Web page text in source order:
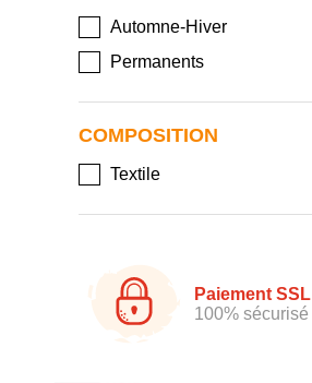
Automne-Hiver
Permanents
COMPOSITION
Textile
Paiement SSL
100% sécurisé